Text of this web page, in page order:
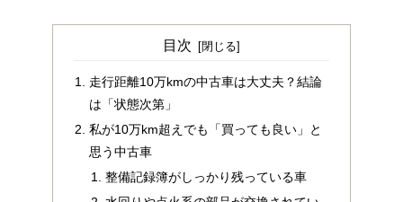
目次
走行距離10万kmの中古車は大丈夫？結論
は「状態次第」
私が10万km超えでも「買っても良い」と
思う中古車
整備記録簿がしっかり残っている車